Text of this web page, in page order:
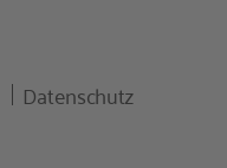
Datenschutz